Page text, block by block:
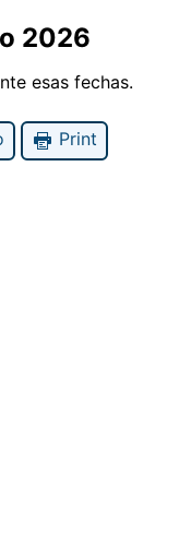
2026
esas fechas.
Print